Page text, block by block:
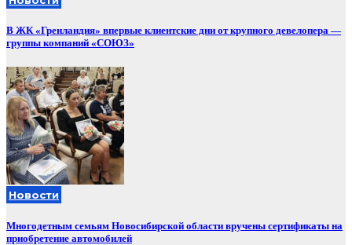
В ЖК «Гренландия» впервые клиентские дни от крупного девелопера —
группы компаний «СОЮЗ»
Новости
Многодетным семьям Новосибирской области вручены сертификаты на
приобретение автомобилей